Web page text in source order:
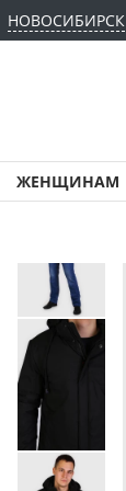
НОВОСИБИРСК
ЖЕНЩИНАМ